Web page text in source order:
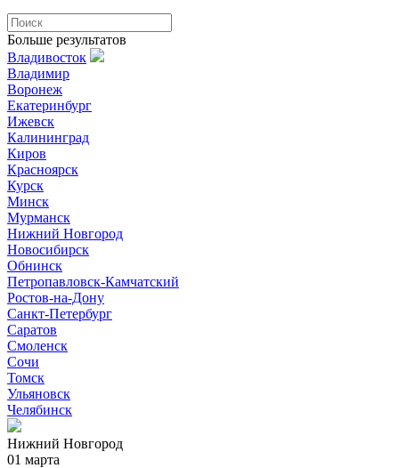
Больше результатов
Владивосток
Владимир
Воронеж
Екатеринбург
Ижевск
Калининград
Киров
Красноярск
Курск
Минск
Мурманск
Нижний Новгород
Новосибирск
Обнинск
Петропавловск-Камчатский
Ростов-на-Дону
Санкт-Петербург
Саратов
Смоленск
Сочи
Томск
Ульяновск
Челябинск
Нижний Новгород
01 марта